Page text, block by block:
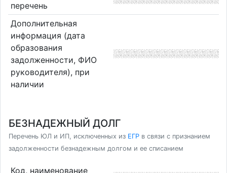
перечень
Дополнительная
информация (дата
образования
задолженности, ФИО
руководителя), при
наличии
БЕЗНАДЕЖНЫЙ ДОЛГ
Перечень ЮЛ и ИП, исключенных из ЕГР в связи с признанием
задолженности безнадежным долгом и ее списанием
Код, наименование